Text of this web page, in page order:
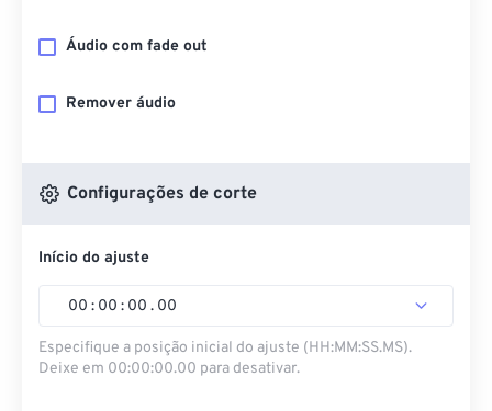
Áudio com fade out
Remover áudio
Configurações de corte
Início do ajuste
00 : 00 : 00 . 00
Especifique a posição inicial do ajuste (HH:MM:SS.MS).
Deixe em 00:00:00.00 para desativar.